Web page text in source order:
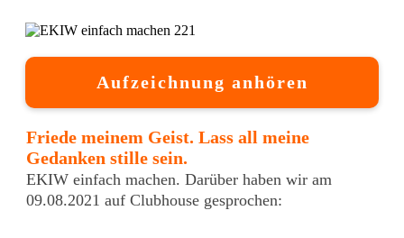
Aufzeichnung anhören
Friede meinem Geist. Lass all meine
Gedanken stille sein.
EKIW einfach machen. Darüber haben wir am
09.08.2021 auf Clubhouse gesprochen: